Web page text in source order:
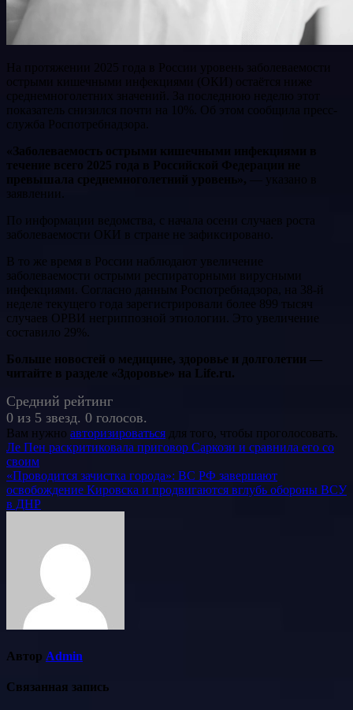
На протяжении 2025 года в России уровень заболеваемости
острыми кишечными инфекциями (ОКИ) остаётся ниже
среднемноголетних значений. За последнюю неделю этот
показатель снизился почти на 10%. Об этом сообщила пресс-
служба Роспотребнадзора.
«Заболеваемость острыми кишечными инфекциями в
течение всего 2025 года в Российской Федерации не
превышала среднемноголетний уровень», — указано в
заявлении.
По информации ведомства, с начала осени случаев роста
заболеваемости ОКИ в стране не зафиксировано.
В то же время в России наблюдают увеличение
заболеваемости острыми респираторными вирусными
инфекциями. Согласно данным Роспотребнадзора, на 38-й
неделе текущего года зарегистрировали более 899 тысяч
случаев ОРВИ негриппозной этиологии. Это увеличение
составило 29%.
Больше новостей о медицине, здоровье и долголетии —
читайте в разделе «Здоровье» на Life.ru.
Средний рейтинг
0 из 5 звезд. 0 голосов.
Вам нужно авторизироваться для того, чтобы проголосовать.
Навигация
по
записям
Ле Пен раскритиковала приговор Саркози и сравнила его со
своим
«Проводится зачистка города»: ВС РФ завершают
освобождение Кировска и продвигаются вглубь обороны ВСУ
в ДНР
Автор Admin
Связанная запись